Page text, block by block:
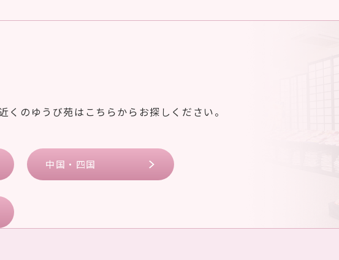
くのゆうび苑はこちらからお探しください。
中国・四国